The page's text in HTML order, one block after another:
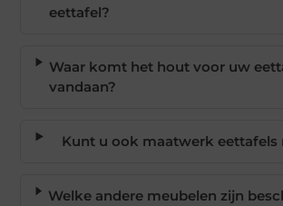
eettafel?
Waar komt het hout voor uw
vandaan?
Kunt u ook maatwerk eettafels
Welke andere meubelen zijn